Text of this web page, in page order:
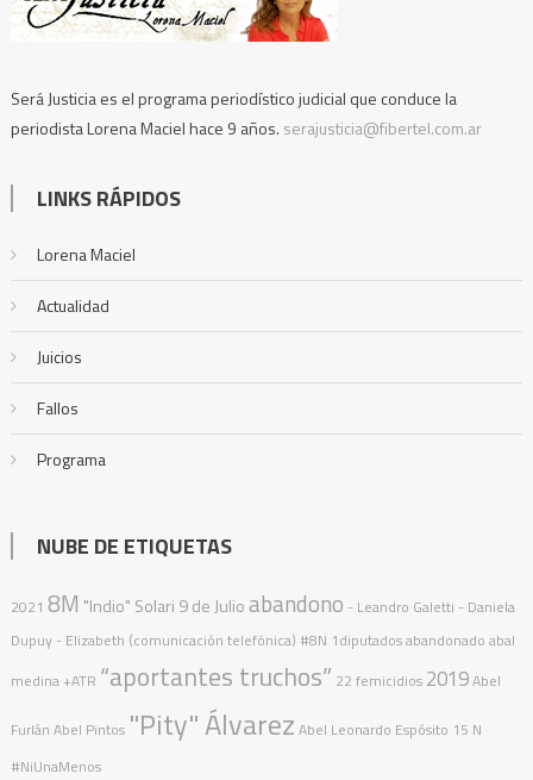
Será Justicia es el programa periodístico judicial que conduce la
periodista Lorena Maciel hace 9 años. serajusticia@fibertel.com.ar
LINKS RÁPIDOS
Lorena Maciel
Actualidad
Juicios
Fallos
Programa
NUBE DE ETIQUETAS
2021 8M "Indio" Solari 9 de Julioabandono - Leandro Galetti - Daniela
Dupuy - Elizabeth (comunicación telefónica) #8N 1diputadosabandonado abal
medina +ATR “aportantes truchos” 22 femicidios 2019Abel
Furlán Abel Pintos "Pity" Álvarez Abel Leonardo Espósito 15 N
#NiUnaMenos